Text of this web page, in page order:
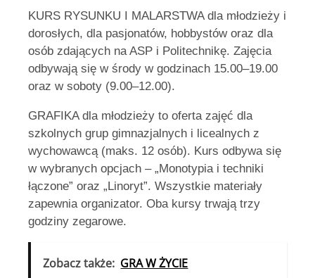
KURS RYSUNKU I MALARSTWA dla młodzieży i
dorosłych, dla pasjonatów, hobbystów oraz dla
osób zdających na ASP i Politechnikę. Zajęcia
odbywają się w środy w godzinach 15.00–19.00
oraz w soboty (9.00–12.00).
GRAFIKA dla młodzieży to oferta zajęć dla
szkolnych grup gimnazjalnych i licealnych z
wychowawcą (maks. 12 osób). Kurs odbywa się
w wybranych opcjach – „Monotypia i techniki
łączone” oraz „Linoryt”. Wszystkie materiały
zapewnia organizator. Oba kursy trwają trzy
godziny zegarowe.
Zobacz także: GRA W ŻYCIE